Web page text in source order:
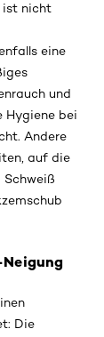
ist nicht
eine
und
Hygiene bei
Andere
auf die
Schweiß
Die